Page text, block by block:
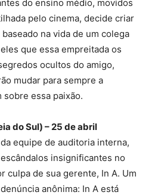
do ensino médio, movidos
pelo cinema, decide criar
na vida de um colega
que essa empreitada os
ocultos do amigo,
mudar para sempre a
essa paixão.
do Sul) – 25 de abril
equipe de auditoria interna,
insignificantes no
de sua gerente, In A. Um
anônima: In A está